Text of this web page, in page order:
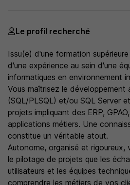
Le profil recherché
Issu(e) d'une formation
d'une expérience au sein d'une
informatiques en environnement
Vous maîtrisez le développement
(SQL/PLSQL) et/ou SQL Server
projets impliquant des ERP,
applications métiers. Une
constitue un véritable atout.
Autonome, organisé et rigoureux,
le pilotage de projets que les
utilisateurs et les équipes
comprendre les métiers de vos